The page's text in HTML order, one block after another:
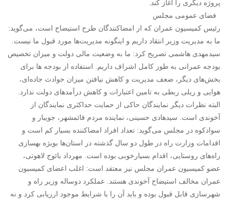
پروژه دیگری را آغاز کند.
فضای عمومی مجلس
رئیس کمیسیون عمران که از امضاکنندگان طرح استیضاح است، می‌گوید:
ما به مدیریت وزیر انتقاد داریم و اینگونه مدیریت‌ها مورد قبول ما نیست.
سیدمهدی هاشمی تصریح کرد: ما به وضعیت مالی دولت و میزان تخصیص
بودجه عمرانی به طور کامل اشراف داریم. استفاده از بودجه ها برای
بخش‌های دیگر، ضعف مدیریت و کاهش نیافتن میزان حوادث جاده‌ای،
هوایی و ریلی ربطی به تامین اعتبارات و کاهش درآمدهای دولت ندارد.
البته نظرات دیگر نمایندگان حاکی از حمایت حداکثری نمایندگان از
آخوندی است. سیدهادی حسینی، نماینده مردم قائمشهر، جویبار و
سوادکوه در مجلس می‌گوید: تعداد افراد امضاکننده بسیار کم است و
اقدامات وزارت راه در طول دو سال گذشته در استان‌ها بویژه بهسازی
راه‌های روستایی، اقدام بسیارخوبی بوده است. مهرداد بائوج لاهوتی،
عضو کمیسیون عمران مجلس نیز معتقد است: اغلب اعضای کمیسیون
عمران مخالف استیضاح آخوندی هستند. عملکرد دوساله وزیر راه و
شهرسازی قابل قبول بوده و باید آن را با شرایط موجود ارزیابی کرد و نه